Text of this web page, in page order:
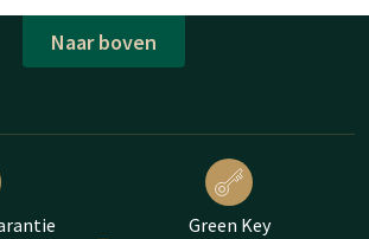
Naar boven
Green Key